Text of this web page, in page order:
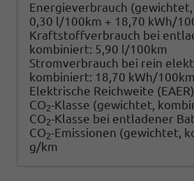
Energieverbrauch
0,30 l/100km + 18,70 kWh/
Kraftstoffverbrauch bei
kombiniert: 5,90 l/100km
Stromverbrauch bei rein
kombiniert: 18,70 kWh/100km
Elektrische Reichweite
CO2-Klasse (gewichtet,
CO2-Klasse bei entladener
CO2-Emissionen (gewichtet,
g/km